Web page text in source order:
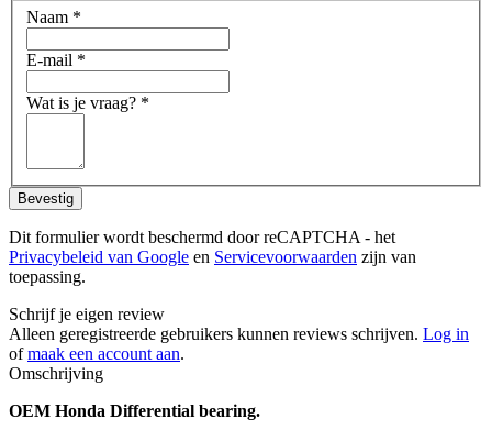
Naam *
E-mail *
Wat is je vraag? *
Bevestig
Dit formulier wordt beschermd door reCAPTCHA - het
Privacybeleid van Google en Servicevoorwaarden zijn van
toepassing.
Schrijf je eigen review
Alleen geregistreerde gebruikers kunnen reviews schrijven. Log in
ofmaak een account aan.
Omschrijving
OEM Honda Differential bearing.